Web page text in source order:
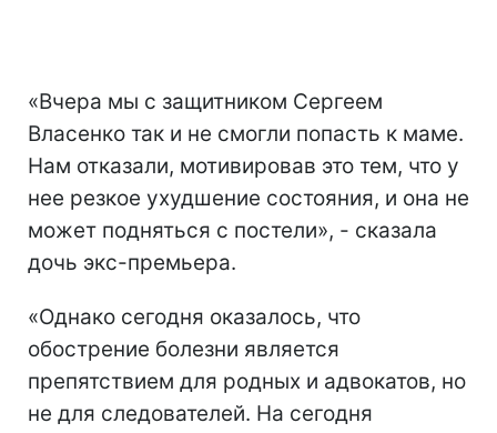
«Вчера мы с защитником Сергеем
Власенко так и не смогли попасть к маме.
Нам отказали, мотивировав это тем, что у
нее резкое ухудшение состояния, и она не
может подняться с постели», - сказала
дочь экс-премьера.
«Однако сегодня оказалось, что
обострение болезни является
препятствием для родных и адвокатов, но
не для следователей. На сегодня